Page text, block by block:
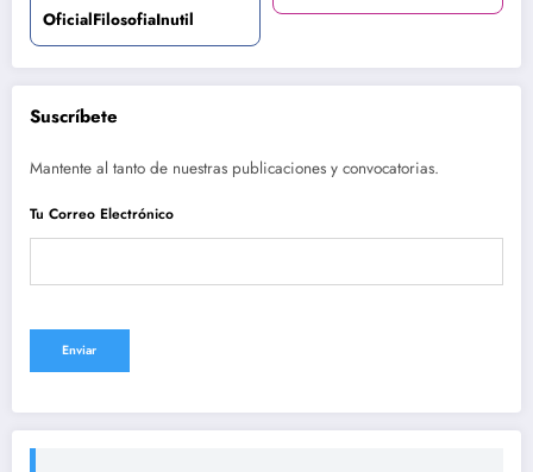
OficialFilosofiaInutil
Suscríbete
Mantente al tanto de nuestras publicaciones y convocatorias.
Tu Correo Electrónico